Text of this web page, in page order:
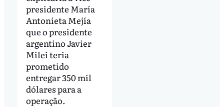
presidente María
Antonieta Mejía
que o presidente
argentino Javier
Milei teria
prometido
entregar 350 mil
dólares para a
operação.